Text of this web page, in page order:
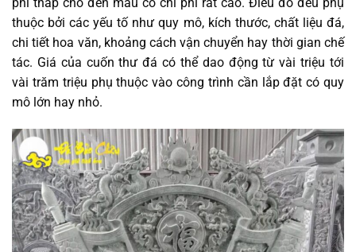
thuộc bởi các yếu tố như quy mô, kích thước, chất liệu đá,
chi tiết hoa văn, khoảng cách vận chuyển hay thời gian chế
tác. Giá của cuốn thư đá có thể dao động từ vài triệu tới
vài trăm triệu phụ thuộc vào công trình cần lắp đặt có quy
mô lớn hay nhỏ.